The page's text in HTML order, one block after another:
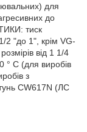
для
до
тиск
2 "до 1", крім VG-
від 1 1/4
° С (для виробів
з
CW617N (ЛС